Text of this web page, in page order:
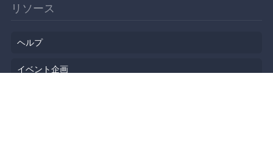
リソース
ヘルプ
イベント企画